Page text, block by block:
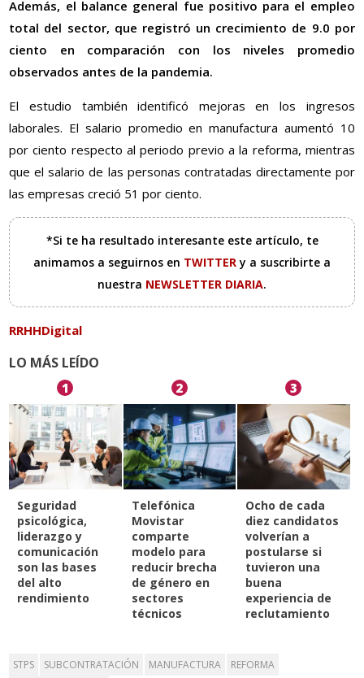
Además, el balance general fue positivo para el empleo
total del sector, que registró un crecimiento de 9.0 por
ciento en comparación con los niveles promedio
observados antes de la pandemia.
El estudio también identificó mejoras en los ingresos
laborales. El salario promedio en manufactura aumentó 10
por ciento respecto al periodo previo a la reforma, mientras
que el salario de las personas contratadas directamente por
las empresas creció 51 por ciento.
*Si te ha resultado interesante este artículo, te
animamos a seguirnos en TWITTERy a suscribirte a
nuestra NEWSLETTER DIARIA.
RRHHDigital
LO MÁS LEÍDO
1
Seguridad
psicológica,
liderazgo y
comunicación
son las bases
del alto
rendimiento
2
Telefónica
Movistar
comparte
modelo para
reducir brecha
de género en
sectores
técnicos
3
Ocho de cada
diez candidatos
volverían a
postularse si
tuvieron una
buena
experiencia de
reclutamiento
STPS SUBCONTRATACIÓN MANUFACTURA
REFORMA